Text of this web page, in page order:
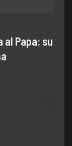
al Papa: su